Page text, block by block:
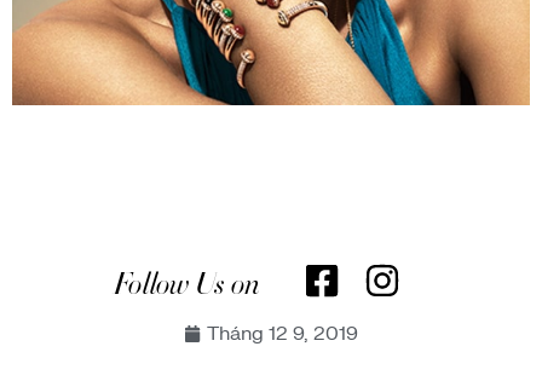
Follow Us on
Tháng 12 9, 2019